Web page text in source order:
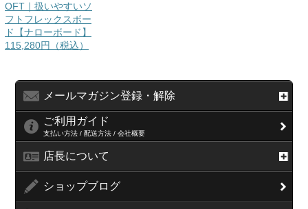
OFT｜扱いやすいソ
フトフレックスボー
ド【ナローボード】
115,280円（税込）
メールマガジン登録・解除
ご利用ガイド
支払い方法 / 配送方法 / 会社概要
店長について
ショップブログ